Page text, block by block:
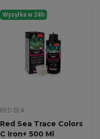
Wysyłka w 24h
RED SEA
Red Sea Trace Colors
C Iron+ 500 Ml